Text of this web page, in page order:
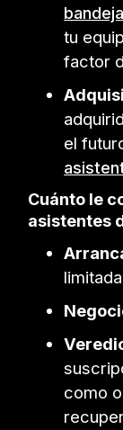
tu
factor
el
Cuánto le
asistentes
como